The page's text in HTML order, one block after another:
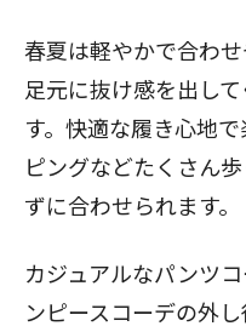
春夏は軽やかで合わ
足元に抜け感を出し
す。快適な履き心地
ピングなどたくさん
ずに合わせられます。
カジュアルなパンツ
ンピースコーデの外し